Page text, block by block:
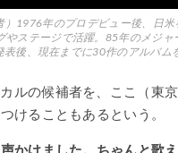
）1976年のプロデビュー後、日
やステージで活躍。85年のメジャ
表後、現在までに30作のアルバム
ルの候補者を、ここ（東
けることもあるという。
かけました。ちゃんと歌